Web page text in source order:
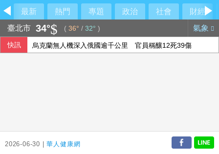
最新 熱門 專題 政治 社會
財經
臺北市 34° ( 36° / 32° ) 氣象
快訊 烏克蘭無人機深入俄國逾千公里 官員稱釀12死39傷
2026-06-30 |華人健康網